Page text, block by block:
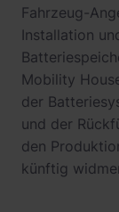
Fahrzeug-
Installation
Mobility
der
und der
den
künftig